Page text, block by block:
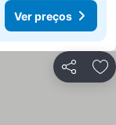
Ver preços
Partilhar